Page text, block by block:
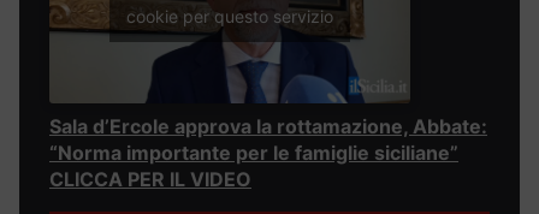
cookie per questo servizio
Sala d’Ercole approva la rottamazione, Abbate:
“Norma importante per le famiglie siciliane”
CLICCA PER IL VIDEO